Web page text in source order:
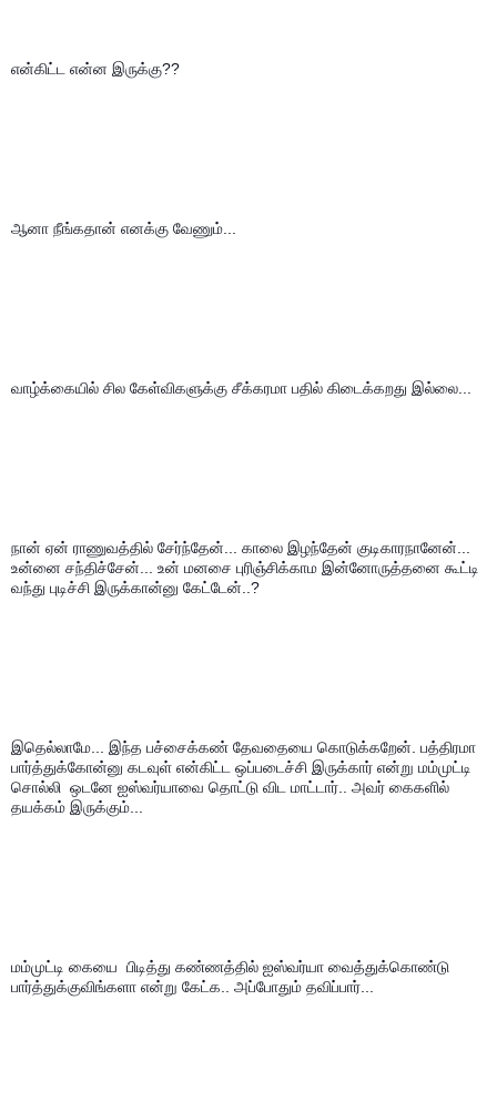
என்கிட்ட என்ன இருக்கு??
ஆனா நீங்கதான் எனக்கு வேணும்...
வாழ்க்கையில் சில கேள்விகளுக்கு சீக்கரமா பதில் கிடைக்கறது இல்லை...
நான் ஏன் ராணுவத்தில் சேர்ந்தேன்... காலை இழந்தேன் குடிகாரநானேன்...
உன்னை சந்திச்சேன்... உன் மனசை புரிஞ்சிக்காம இன்னோருத்தனை கூட்டி
வந்து புடிச்சி இருக்கான்னு கேட்டேன்..?
இதெல்லாமே... இந்த பச்சைக்கண் தேவதையை கொடுக்கறேன். பத்திரமா
பார்த்துக்கோன்னு கடவுள் என்கிட்ட ஒப்படைச்சி இருக்கார் என்று மம்முட்டி
சொல்லி  ஒடனே ஐஸ்வர்யாவை தொட்டு விட மாட்டார்.. அவர் கைகளில்
தயக்கம் இருக்கும்...
மம்முட்டி கையை  பிடித்து கண்ணத்தில் ஐஸ்வர்யா வைத்துக்கொண்டு
பார்த்துக்குவிங்களா என்று கேட்க.. அப்போதும் தவிப்பார்...